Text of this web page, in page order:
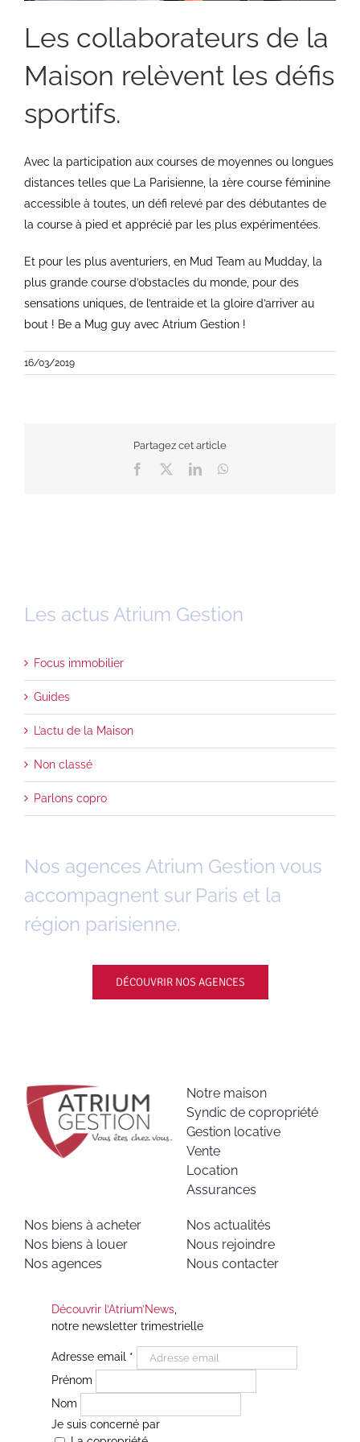
Les collaborateurs de la
Maison relèvent les défis
sportifs.
Avec la participation aux courses de moyennes ou longues
distances telles que La Parisienne, la 1ère course féminine
accessible à toutes, un défi relevé par des débutantes de
la course à pied et apprécié par les plus expérimentées.
Et pour les plus aventuriers, en Mud Team au Mudday, la
plus grande course d’obstacles du monde, pour des
sensations uniques, de l’entraide et la gloire d’arriver au
bout ! Be a Mug guy avec Atrium Gestion !
16/03/2019
Partagez cet article
Facebook LinkedIn
Les actus Atrium Gestion
Focus immobilier
Guides
L’actu de la Maison
Non classé
Parlons copro
Nos agences Atrium Gestion vous
accompagnent sur Paris et la
région parisienne.
DÉCOUVRIR NOS AGENCES
Notre maison
Syndic de copropriété
Gestion locative
Vente
Location
Assurances
Nos biens à acheter
Nos biens à louer
Nos agences
Nos actualités
Nous rejoindre
Nous contacter
Découvrir l’Atrium’News,
notre newsletter trimestrielle
Adresse email *
Prénom
Nom
Je suis concerné par